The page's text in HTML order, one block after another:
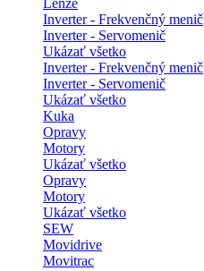
Lenze
Inverter - Frekvenčný menič
Inverter - Servomenič
Ukázať všetko
Inverter - Frekvenčný menič
Inverter - Servomenič
Ukázať všetko
Kuka
Opravy
Motory
Ukázať všetko
Opravy
Motory
Ukázať všetko
SEW
Movidrive
Movitrac